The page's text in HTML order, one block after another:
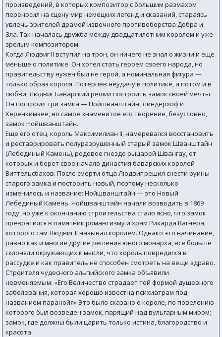
произведений, в которых композитор с большим размахом
переносил на сцену мир немецких легенд и сказаний, стараясь
увлечь зрителей драмой извечного противоборства Добра и
Зла. Так началась дружба между двадцатилетним королем и уже
зрелым композитором.
Когда Людвиг II вступил на трон, он ничего не знал о жизни и еще
меньше о политике. Он хотел стать героем своего народа, но
правительству нужен был не герой, а номинальная фигура —
только образ короля. Потерпев неудачу в политике, а потом и в
любви, Людвиг Баварский решил построить замок своей мечты.
Он построил три замка — Нойшванштайн, Линдерхоф и
Херенкимзее, но самое знаменитое его творение, безусловно,
замок Нойшванштайн.
Еще его отец, король Максимилиан II, намеревался восстановить
и реставрировать полуразрушенный старый замок Шванштайн
(Лебединый Камень), родовое гнездо рыцарей Швангау, от
которых и берет свое начало династия баварских королей
Виттельсбахов. После смерти отца Людвиг решил снести руины
старого замка и построить новый, поэтому несколько
изменилось и название: Нойшванштайн — это Новый
Лебединый Камень. Нойшванштайн начали возводить в 1869
году, но уже к окончанию строительства стало ясно, что замок
превратился в памятник романтизму и храм Рихарда Вагнера,
которого сам Людвиг II называл королем. Однако это начинание,
равно как и многие другие решения юного монарха, все больше
склоняли окружающих к мысли, что король повредился в
рассудке и как правитель не способен смотреть на вещи здраво.
Строителя чудесного альпийского замка объявили
невменяемым: «Его Величество страдает той формой душевного
заболевания, которая хорошо известна психиатрам под
названием паранойя» Это было сказано о короле, по повелению
которого был возведен замок, парящий над вульгарным миром;
замок, где должны были царить только истина, благородство и
красота.